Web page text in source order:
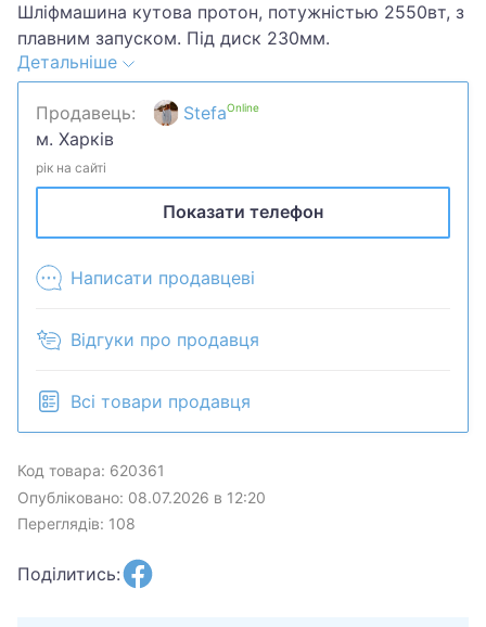
Шліфмашина кутова протон, потужністью 2550вт, з
плавним запуском. Під диск 230мм.
В гарному стані, зроблене обслуговування. Всі
зношені деталі були замінені. В комплекті кожух та
новий ключ
Детальніше
Продавець: StefaOnline
м. Харків
рік на сайті
Показати телефон
Написати продавцеві
Відгуки про продавця
Всі товари продавця
Код товара: 620361
Опубліковано: 08.07.2026 в 12:20
Переглядів: 108
Поділитись: